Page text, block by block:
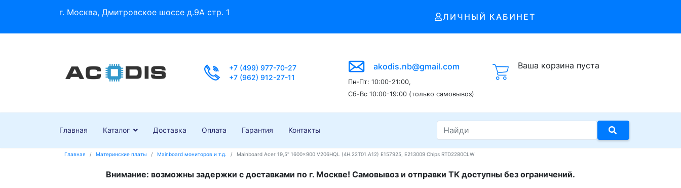
г. Москва, Дмитровское шоссе д.9А стр. 1 ЛИЧНЫЙ КАБИНЕТ
+7 (499) 977-70-27
+7 (962) 912-27-11
akodis.nb@gmail.com
Пн-Пт: 10:00-21:00,
Сб-Вс 10:00-19:00 (только самовывоз)
Ваша корзина пуста
Главная Каталог Доставка Оплата Гарантия Контакты
Главная Материнские платы Mainboard мониторов и т.д. Mainboard Acer 19,5" 1600x900 V206HQL (4H.22T01.A12) E157925, E213009 Chips RTD2280CLW
Внимание: возможны задержки с доставками по г. Москве! Самовывоз и отправки ТК доступны без ограничений.